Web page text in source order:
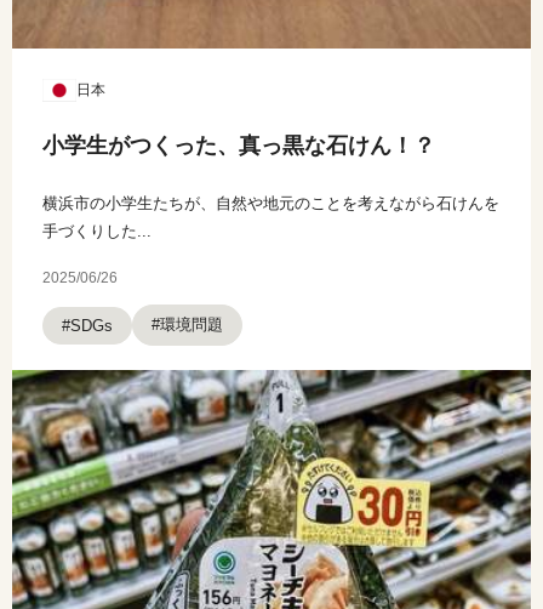
日本
小学生がつくった、真っ黒な石けん！？
横浜市の小学生たちが、自然や地元のことを考えながら石けんを
手づくりした...
2025/06/26
#SDGs #環境問題